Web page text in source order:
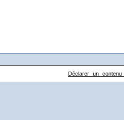
Déclarer un contenu